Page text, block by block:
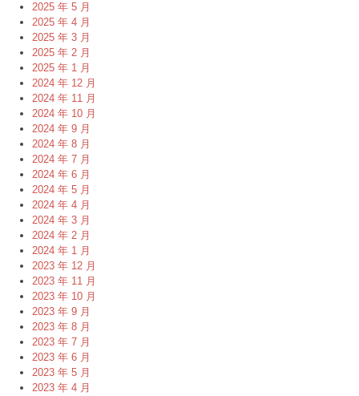
2025 年 5 月
2025 年 4 月
2025 年 3 月
2025 年 2 月
2025 年 1 月
2024 年 12 月
2024 年 11 月
2024 年 10 月
2024 年 9 月
2024 年 8 月
2024 年 7 月
2024 年 6 月
2024 年 5 月
2024 年 4 月
2024 年 3 月
2024 年 2 月
2024 年 1 月
2023 年 12 月
2023 年 11 月
2023 年 10 月
2023 年 9 月
2023 年 8 月
2023 年 7 月
2023 年 6 月
2023 年 5 月
2023 年 4 月